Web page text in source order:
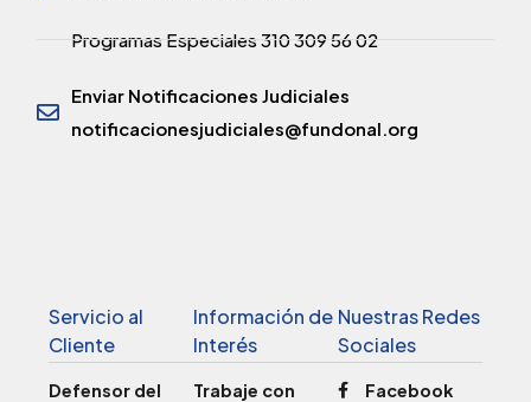
Programas Especiales 310 309 56 02
Enviar Notificaciones Judiciales
notificacionesjudiciales@fundonal.org
Servicio al
Cliente
Defensor del
Información de
Interés
Trabaje con
Nuestras Redes
Sociales
Facebook